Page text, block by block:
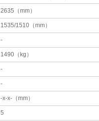
2635（mm）
1535/1510（mm）
-
1490（kg）
-
-
-x-x-（mm）
5